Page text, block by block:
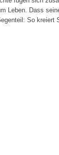
Leben. Dass
So kreiert